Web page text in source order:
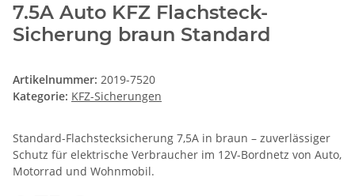
7.5A Auto KFZ Flachsteck-
Sicherung braun Standard
Artikelnummer: 2019-7520
Kategorie: KFZ-Sicherungen
Standard-Flachstecksicherung 7,5A in braun – zuverlässiger
Schutz für elektrische Verbraucher im 12V-Bordnetz von Auto,
Motorrad und Wohnmobil.